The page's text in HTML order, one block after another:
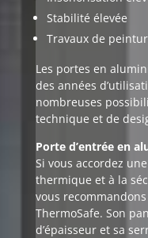
Stabilité élevée
Travaux de
Les portes en
des années
nombreuses
technique et de
Porte d’entrée en
Si vous accordez
thermique et à la
vous
ThermoSafe. Son
d’épaisseur et sa